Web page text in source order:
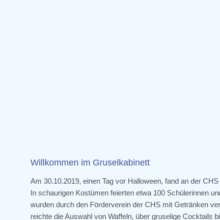
Willkommen im Gruselkabinett
Am 30.10.2019, einen Tag vor Halloween, fand an der
In schaurigen Kostümen feierten etwa 100 Schülerinnen
wurden durch den Förderverein der CHS mit Getränken
reichte die Auswahl von Waffeln, über gruselige Cocktails